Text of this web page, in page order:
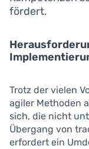
fördert.
Trotz der vielen
agiler Methoden
sich, die nicht
Übergang von
erfordert ein